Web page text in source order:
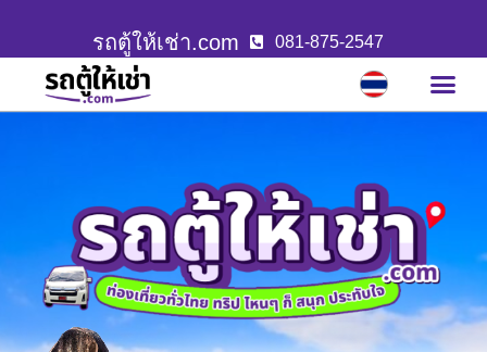
รถตู้ให้เช่า.com 081-875-2547